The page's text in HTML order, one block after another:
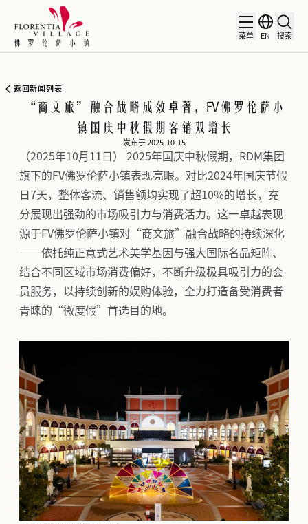
菜单 EN 搜索
返回新闻列表
“商文旅”融合战略成效卓著，FV佛罗伦萨小
镇国庆中秋假期客销双增长
发布于 2025-10-15
（2025年10月11日） 2025年国庆中秋假期，RDM集团
旗下的FV佛罗伦萨小镇表现亮眼。对比2024年国庆节假
日7天，整体客流、销售额均实现了超10%的增长，充
分展现出强劲的市场吸引力与消费活力。这一卓越表现
源于FV佛罗伦萨小镇对“商文旅”融合战略的持续深化
——依托纯正意式艺术美学基因与强大国际名品矩阵、
结合不同区域市场消费偏好，不断升级极具吸引力的会
员服务，以持续创新的娱购体验，全力打造备受消费者
青睐的“微度假”首选目的地。